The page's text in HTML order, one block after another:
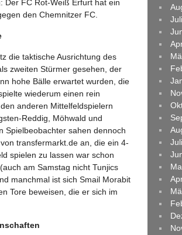
Der FC Rot-Weiß Erfurt hat ein
den Chemnitzer FC.
die taktische Ausrichtung des
zweiten Stürmer gesehen, der
hohe Bälle erwartet wurden, die
wiederum einen rein
anderen Mittelfeldspielern
Reddig, Möhwald und
Spielbeobachter sahen dennoch
transfermarkt.de an, die ein 4-
spielen zu lassen war schon
am Samstag nicht Tunjics
manchmal ist sich Smail Morabit
Tore beweisen, die er sich im